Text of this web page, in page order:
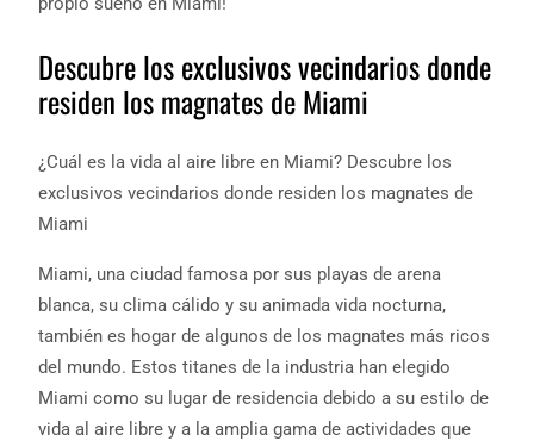
Descubre los exclusivos vecindarios donde
residen los magnates de Miami
¿Cuál es la vida al aire libre en Miami? Descubre los
exclusivos vecindarios donde residen los magnates de
Miami
Miami, una ciudad famosa por sus playas de arena
blanca, su clima cálido y su animada vida nocturna,
también es hogar de algunos de los magnates más ricos
del mundo. Estos titanes de la industria han elegido
Miami como su lugar de residencia debido a su estilo de
vida al aire libre y a la amplia gama de actividades que